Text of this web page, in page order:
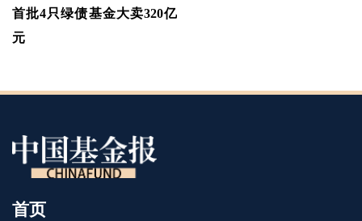
首批4只绿债基金大卖320亿
元
首页